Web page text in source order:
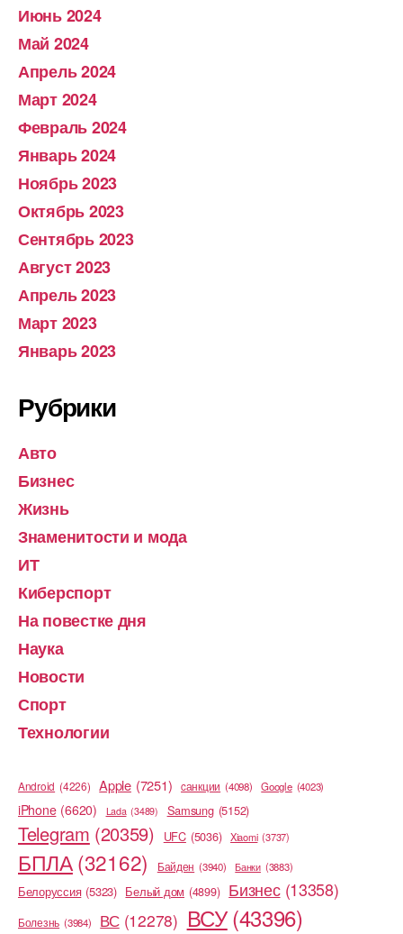
Июнь 2024
Май 2024
Апрель 2024
Март 2024
Февраль 2024
Январь 2024
Ноябрь 2023
Октябрь 2023
Сентябрь 2023
Август 2023
Апрель 2023
Март 2023
Январь 2023
Рубрики
Авто
Бизнес
Жизнь
Знаменитости и мода
ИТ
Киберспорт
На повестке дня
Наука
Новости
Спорт
Технологии
Android (4226) Apple (7251) cанкции (4098) Google (4023)
iPhone (6620) Lada (3489) Samsung (5152)
Telegram (20359) UFC (5036) Xiaomi (3737)
БПЛА(32162) Байден (3940) Банки (3883)
Белоруссия (5323) Белый дом (4899) Бизнес (13358)
Болезнь (3984) ВС (12278) ВСУ(43396)